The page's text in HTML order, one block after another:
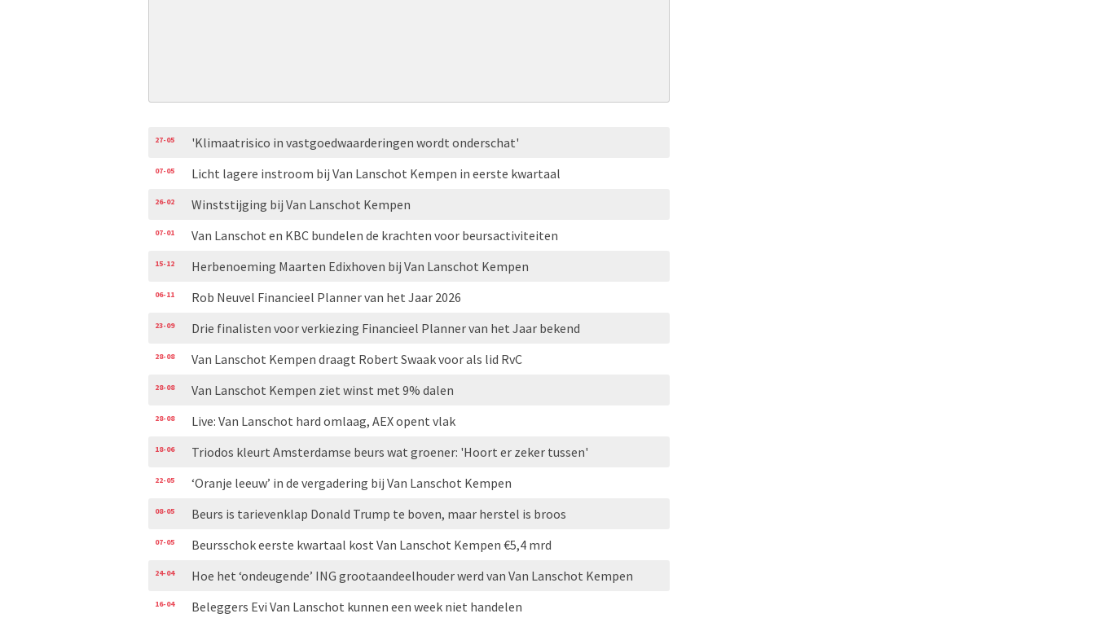
27-05 'Klimaatrisico in vastgoedwaarderingen wordt onderschat'
07-05 Licht lagere instroom bij Van Lanschot Kempen in eerste kwartaal
26-02 Winststijging bij Van Lanschot Kempen
07-01 Van Lanschot en KBC bundelen de krachten voor beursactiviteiten
15-12 Herbenoeming Maarten Edixhoven bij Van Lanschot Kempen
06-11 Rob Neuvel Financieel Planner van het Jaar 2026
23-09 Drie finalisten voor verkiezing Financieel Planner van het Jaar bekend
28-08 Van Lanschot Kempen draagt Robert Swaak voor als lid RvC
28-08 Van Lanschot Kempen ziet winst met 9% dalen
28-08 Live: Van Lanschot hard omlaag, AEX opent vlak
18-06 Triodos kleurt Amsterdamse beurs wat groener: 'Hoort er zeker tussen'
22-05 ‘Oranje leeuw’ in de vergadering bij Van Lanschot Kempen
08-05 Beurs is tarievenklap Donald Trump te boven, maar herstel is broos
07-05 Beursschok eerste kwartaal kost Van Lanschot Kempen €5,4 mrd
24-04 Hoe het ‘ondeugende’ ING grootaandeelhouder werd van Van Lanschot Kempen
16-04 Beleggers Evi Van Lanschot kunnen een week niet handelen